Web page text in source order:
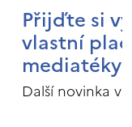
Přijďte si
vlastní
mediatéky
Další novinka v